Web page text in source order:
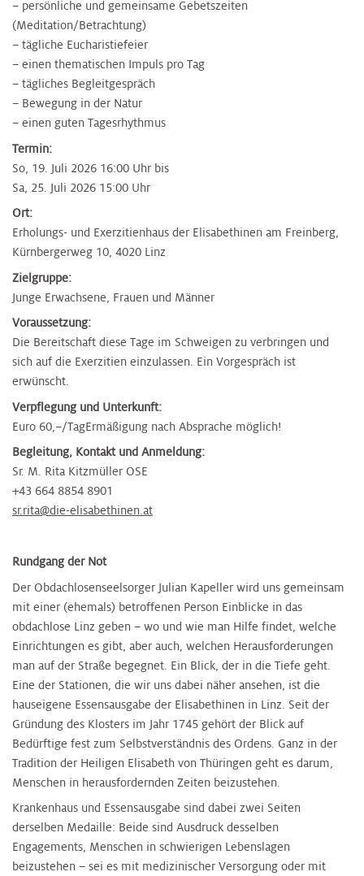
– persönliche und gemeinsame Gebetszeiten
(Meditation/Betrachtung)
– tägliche Eucharistiefeier
– einen thematischen Impuls pro Tag
– tägliches Begleitgespräch
– Bewegung in der Natur
– einen guten Tagesrhythmus
Termin:
So, 19. Juli 2026 16:00 Uhr bis
Sa, 25. Juli 2026 15:00 Uhr
Ort:
Erholungs- und Exerzitienhaus der Elisabethinen am Freinberg,
Kürnbergerweg 10, 4020 Linz
Zielgruppe:
Junge Erwachsene, Frauen und Männer
Voraussetzung:
Die Bereitschaft diese Tage im Schweigen zu verbringen und
sich auf die Exerzitien einzulassen. Ein Vorgespräch ist
erwünscht.
Verpflegung und Unterkunft:
Euro 60,–/TagErmäßigung nach Absprache möglich!
Begleitung, Kontakt und Anmeldung:
Sr. M. Rita Kitzmüller OSE
+43 664 8854 8901
sr.rita@die-elisabethinen.at
Rundgang der Not
Der Obdachlosenseelsorger Julian Kapeller wird uns gemeinsam
mit einer (ehemals) betroffenen Person Einblicke in das
obdachlose Linz geben – wo und wie man Hilfe findet, welche
Einrichtungen es gibt, aber auch, welchen Herausforderungen
man auf der Straße begegnet. Ein Blick, der in die Tiefe geht.
Eine der Stationen, die wir uns dabei näher ansehen, ist die
hauseigene Essensausgabe der Elisabethinen in Linz. Seit der
Gründung des Klosters im Jahr 1745 gehört der Blick auf
Bedürftige fest zum Selbstverständnis des Ordens. Ganz in der
Tradition der Heiligen Elisabeth von Thüringen geht es darum,
Menschen in herausfordernden Zeiten beizustehen.
Krankenhaus und Essensausgabe sind dabei zwei Seiten
derselben Medaille: Beide sind Ausdruck desselben
Engagements, Menschen in schwierigen Lebenslagen
beizustehen – sei es mit medizinischer Versorgung oder mit